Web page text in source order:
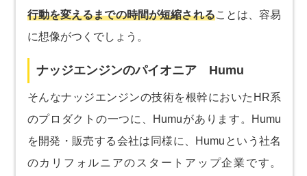
行動を変えるまでの時間が短縮されることは、容易
に想像がつくでしょう。
ナッジエンジンのパイオニア Humu
そんなナッジエンジンの技術を根幹においたHR系
のプロダクトの一つに、Humuがあります。Humu
を開発・販売する会社は同様に、Humuという社名
のカリフォルニアのスタートアップ企業です。